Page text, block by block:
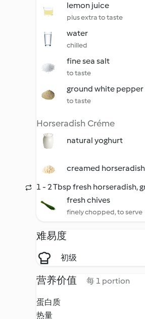
lemon juice
plus extra to taste
water
chilled
fine sea salt
to taste
ground white pepper
to taste
Horseradish Créme
natural yoghurt
creamed horseradish
1 - 2 Tbsp fresh horseradish,
fresh chives
finely chopped, to serve
难易度
初级
营养价值 每 1 portion
蛋白质
热量